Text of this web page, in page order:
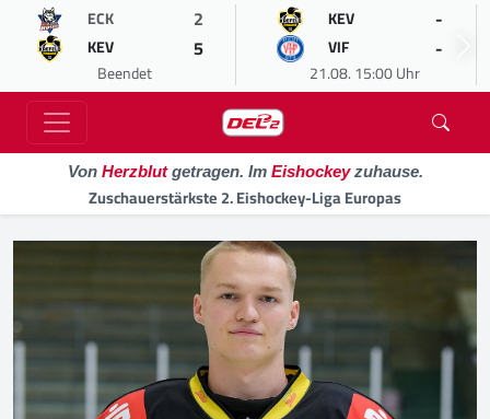
ECK 2
KEV 5
Beendet
KEV -
VIF -
21.08. 15:00 Uhr
Von Herzblutgetragen. Im Eishockeyzuhause.
Zuschauerstärkste 2. Eishockey-Liga Europas